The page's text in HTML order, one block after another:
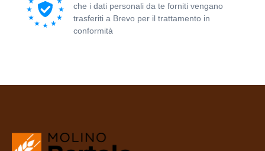
che i dati personali da te forniti vengano
trasferiti a Brevo per il trattamento in
conformità